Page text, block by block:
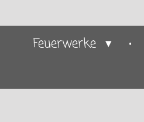
Feuerwerke